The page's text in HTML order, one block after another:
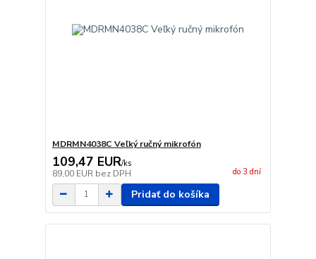
MDRMN4038C Veľký ručný mikrofón
109,47 EUR/ks
89,00 EUR bez DPH do 3 dní
Pridať do košíka